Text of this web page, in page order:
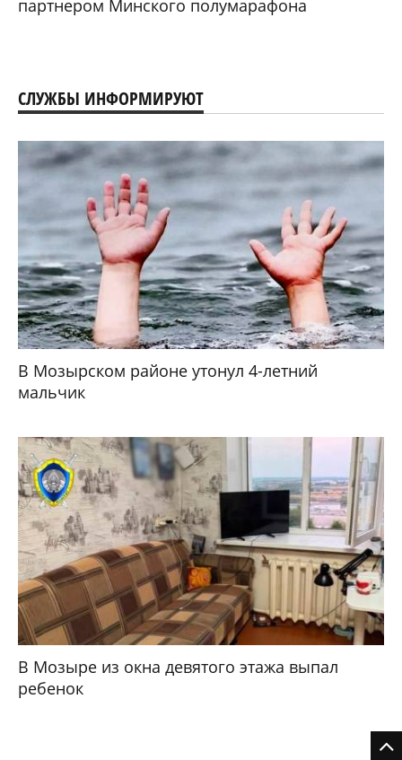
партнером Минского полумарафона
СЛУЖБЫ ИНФОРМИРУЮТ
В Мозырском районе утонул 4-летний
мальчик
В Мозыре из окна девятого этажа выпал
ребенок